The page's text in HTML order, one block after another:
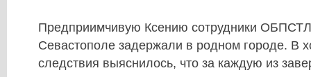
Предприимчивую Ксению сотрудники
Севастополе задержали в родном городе. В
следствия выяснилось, что за каждую из